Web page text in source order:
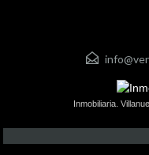
Inmobiliaria.